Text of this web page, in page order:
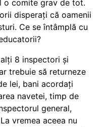
o comite grav de tot.
disperați că oamenii
Ce se întâmplă cu
8 inspectori și
trebuie să returneze
lei, bani acordați
navetei, timp de
general,
vremea aceea nu